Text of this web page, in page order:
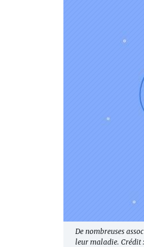
De nombreuses
leur maladie. Crédit